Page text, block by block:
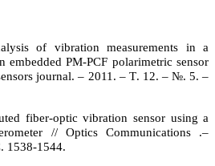
of vibration measurements in a
embedded PM-PCF polarimetric sensor
journal. – 2011. – Т. 12. – №. 5. –
fiber-optic vibration sensor using a
// Optics Communications .–
. 1538-1544.